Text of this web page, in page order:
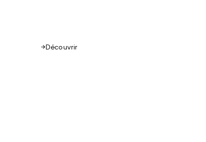
Découvrir